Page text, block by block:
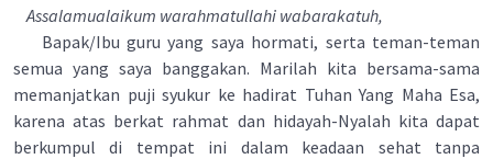
Assalamualaikum warahmatullahi wabarakatuh,
Bapak/Ibu guru yang saya hormati, serta teman-teman
semua yang saya banggakan. Marilah kita bersama-sama
memanjatkan puji syukur ke hadirat Tuhan Yang Maha Esa,
karena atas berkat rahmat dan hidayah-Nyalah kita dapat
berkumpul di tempat ini dalam keadaan sehat tanpa